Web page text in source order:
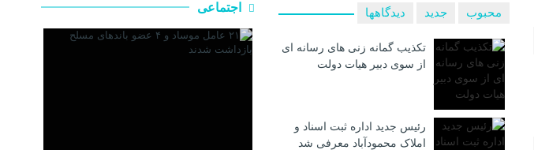
محبوب جدید دیدگاهها
تکذیب گمانه زنی های رسانه ای
از سوی دبیر هیات دولت
رئیس جدید اداره ثبت اسناد و
املاک محمودآباد معرفی شد
اجتماعی